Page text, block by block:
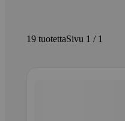
19 tuotettaSivu 1 / 1